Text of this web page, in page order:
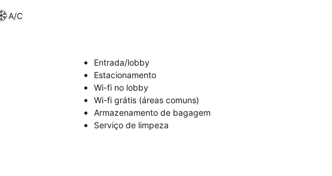
A/C
Entrada/lobby
Estacionamento
Wi-fi no lobby
Wi-fi grátis (áreas comuns)
Armazenamento de bagagem
Serviço de limpeza